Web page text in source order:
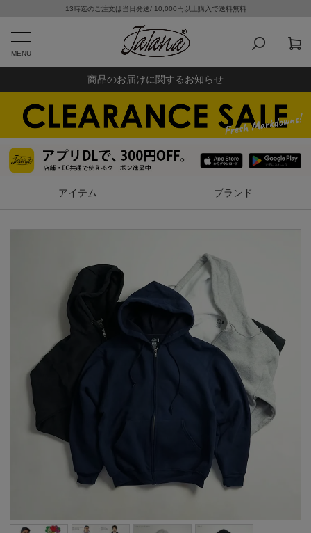
13時迄のご注文は当日発送/ 10,000円以上購入で送料無料
MENU
商品のお届けに関するお知らせ
アイテム ブランド